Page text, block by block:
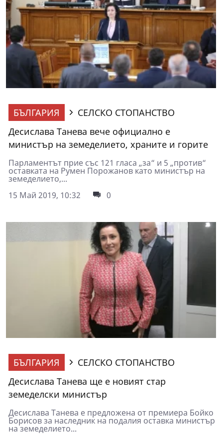
БЪЛГАРИЯ
СЕЛСКО СТОПАНСТВО
Десислава Танева вече официално е
министър на земеделието, храните и горите
Парламентът прие със 121 гласа „за“ и 5 „против“
оставката на Румен Порожанов като министър на
земеделието,...
15 Май 2019, 10:32
0
БЪЛГАРИЯ
СЕЛСКО СТОПАНСТВО
Десислава Танева ще е новият стар
земеделски министър
Десислава Танева е предложена от премиера Бойко
Борисов за наследник на подалия оставка министър
на земеделието...